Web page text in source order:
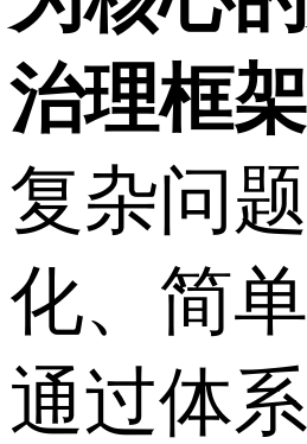
治理框架
复杂问
化、简单
通过体